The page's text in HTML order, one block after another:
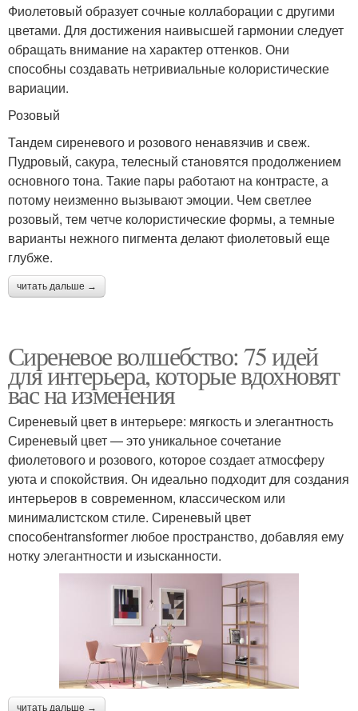
Фиолетовый образует сочные коллаборации с другими
цветами. Для достижения наивысшей гармонии следует
обращать внимание на характер оттенков. Они
способны создавать нетривиальные колористические
вариации.
Розовый
Тандем сиреневого и розового ненавязчив и свеж.
Пудровый, сакура, телесный становятся продолжением
основного тона. Такие пары работают на контрасте, а
потому неизменно вызывают эмоции. Чем светлее
розовый, тем четче колористические формы, а темные
варианты нежного пигмента делают фиолетовый еще
глубже.
читать дальше →
Сиреневое волшебство: 75 идей
для интерьера, которые вдохновят
вас на изменения
Сиреневый цвет в интерьере: мягкость и элегантность
Сиреневый цвет — это уникальное сочетание
фиолетового и розового, которое создает атмосферу
уюта и спокойствия. Он идеально подходит для создания
интерьеров в современном, классическом или
минималистском стиле. Сиреневый цвет
способенtransformer любое пространство, добавляя ему
нотку элегантности и изысканности.
читать дальше →